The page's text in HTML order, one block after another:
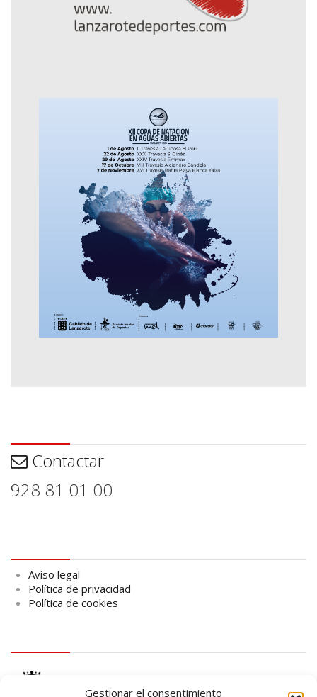
Gestionar el consentimiento
Contactar
928 81 01 00
Aviso legal
Política de privacidad
Política de cookies